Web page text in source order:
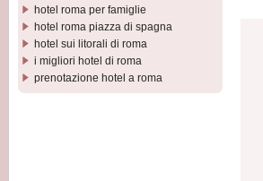
hotel roma per famiglie
hotel roma piazza di spagna
hotel sui litorali di roma
i migliori hotel di roma
prenotazione hotel a roma